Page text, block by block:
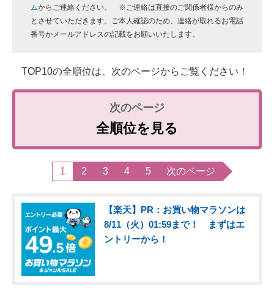
ムからご連絡ください。 ※ご連絡は直接のご関係者様からのみ
とさせていただきます。ご本人確認のため、連絡が取れるお電話
番号かメールアドレスの記載をお願いいたします。
TOP10の全順位は、次のページからご覧ください！
全順位を見る
1 2 3 4 5 次のページ
【楽天】PR：お買い物マラソンは
8/11（火）01:59まで！ まずはエ
ントリーから！